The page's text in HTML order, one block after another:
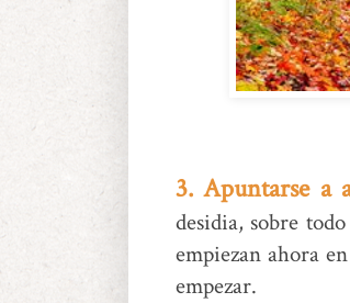
3. Apuntarse a
desidia, sobre
empiezan ahora
empezar.